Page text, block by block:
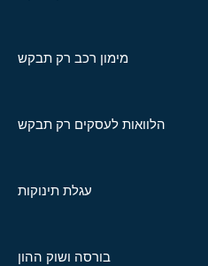
מימון רכב רק תבקש
הלוואות לעסקים רק תבקש
עגלת תינוקות
בורסה ושוק ההון